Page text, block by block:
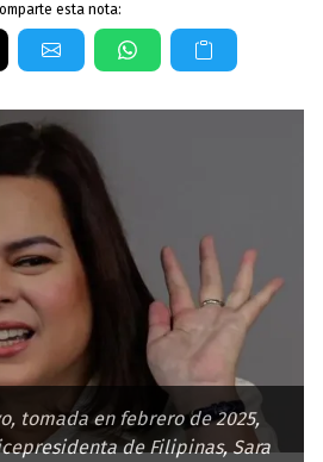
esta nota:
tomada en febrero de 2025,
de Filipinas, Sara